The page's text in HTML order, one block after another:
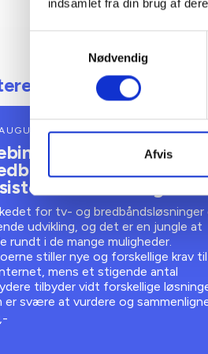
indsamlet fra din brug af
Nødvendig
Afvis
arrangementer
2026
Tv- og
i
afdelinger
for tv- og bredbåndsløsninger
udvikling, og det er en jungle at
rundt i de mange muligheder.
stiller nye og forskellige krav
mens et stigende antal
tilbyder vidt forskellige
er svære at vurdere og